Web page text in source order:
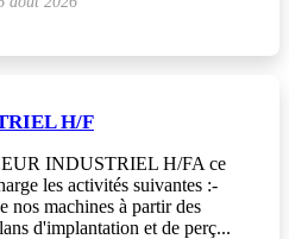
H/F
INDUSTRIEL H/FA ce
les activités suivantes :-
nos machines à partir des
d'implantation et de perç...